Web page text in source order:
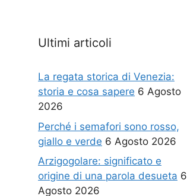
Ultimi articoli
La regata storica di Venezia:
storia e cosa sapere 6 Agosto
2026
Perché i semafori sono rosso,
giallo e verde 6 Agosto 2026
Arzigogolare: significato e
origine di una parola desueta 6
Agosto 2026